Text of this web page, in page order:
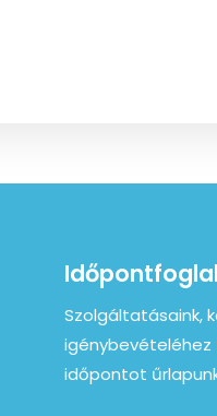
Szolgáltatásaink,
igénybevételéhez
időpontot